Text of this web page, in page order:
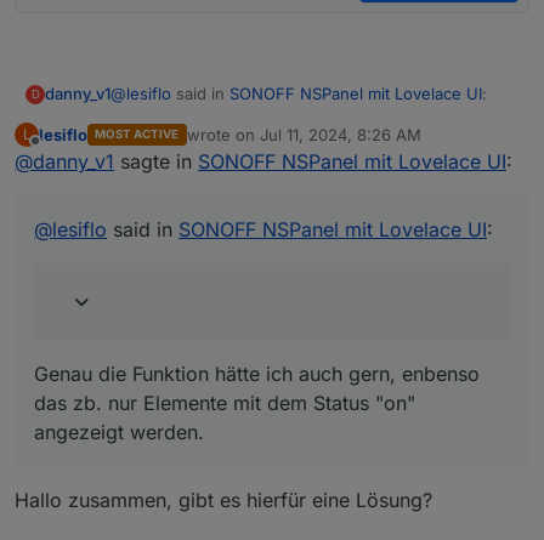
D danny_v1@lesiflo said in SONOFF NSPanel mit Lovelace UI:
Moin, gibt es die Möglichkeit bei Typ "cardGrid"
benutze ich dafür 2 Items die ich wechselweise
zb. nur Elemente mit dem Status "on" angezeigt
L
Offline
lesiflo MOST ACTIVE wrote on Jul 11, 2024, 8:26 AM
last edited by
@danny_v1 sagte in SONOFF NSPanel mit Lovelace UI:
@lesiflo said in SONOFF NSPanel mit Lovelace UI:
Genau die Funktion hätte ich auch gern, enbenso
das zb. nur Elemente mit dem Status "on"
angezeigt werden.
Hallo zusammen, gibt es hierfür eine Lösung?